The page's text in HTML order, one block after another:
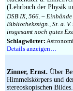
(Lehrbuch der Physik
DSB IX, 566. –
Bibliothekssign., St. a.
insgesamt noch gutes
Schlagwörter:
Details anzeigen…
Zinner, Ernst. Über
Himmelskörpers und
stereoskopischen